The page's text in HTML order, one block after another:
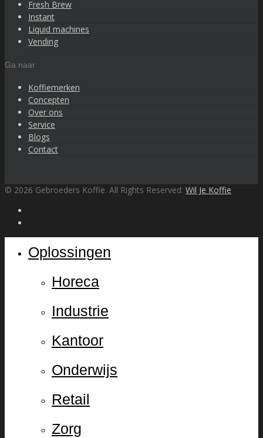
Fresh Brew
Instant
Liquid machines
Vending
Ga naar
Koffiemerken
Concepten
Over ons
Service
Blogs
Contact
© 2026 Gebroeders Koffie. All Rights Reserved: Wil Je Koffie
Oplossingen
Horeca
Industrie
Kantoor
Onderwijs
Retail
Zorg